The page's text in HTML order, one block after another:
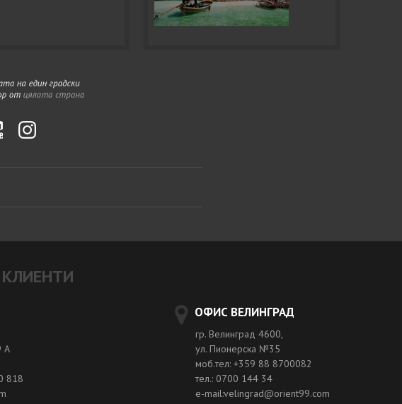
A
818
ОФИС ВЕЛИНГРАД
гр. Велинград 4600,
ул. Пионерска №35
моб.тел: +359 88 8700082
тел.: 0700 144 34
e-mail:velingrad@orient99.com